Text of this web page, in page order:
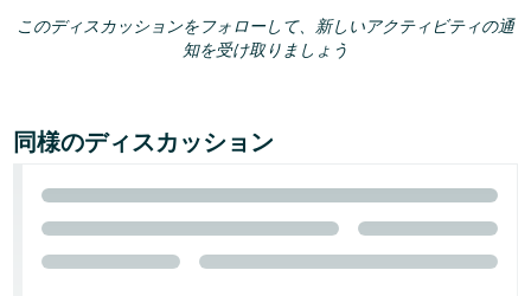
このディスカッションをフォローして、新しいアクティビティの通
知を受け取りましょう
同様のディスカッション